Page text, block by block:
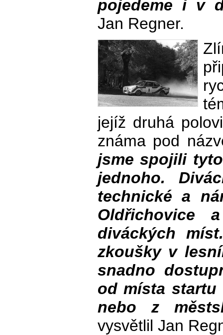
pojedeme i v
Jan Regner.
jejíž druhá
známa pod
jsme spojili
jednoho.
technické a
Oldřichovice
diváckých
zkoušky v
snadno
od místa startu
nebo z
vysvětlil Jan